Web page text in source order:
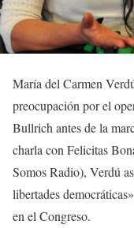
María del Carmen
preocupación por el
Bullrich antes de la
charla con Felicitas
Somos Radio), Verdú
libertades
en el Congreso.